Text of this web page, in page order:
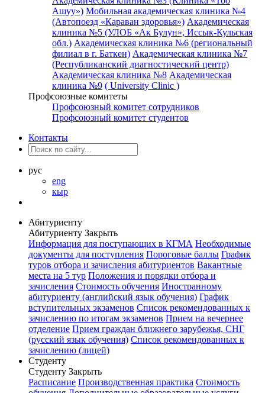
Ашуу») Мобильная академическая клиника №4
(Автопоезд «Караван здоровья») Академическая
клиника №5 (УЛОБ «Ак Булун», Иссык-Кульская
обл.) Академическая клиника №6 (региональный
филиал в г. Баткен) Академическая клиника №7
(Республиканский диагностический центр)
Академическая клиника №8 Академическая
клиника №9 ( University Clinic )
Профсоюзные комитеты
Профсоюзный комитет сотрудников
Профсоюзный комитет студентов
Контакты
рус
eng
кыр
Абитуриенту
Абитуриенту Закрыть
Информация для поступающих в КГМА Необходимые
документы для поступления Пороговые баллы График
туров отбора и зачисления абитуриентов Вакантные
места на 5 тур Положения и порядки отбора и
зачисления Стоимость обучения Иностранному
абитуриенту (английский язык обучения) График
вступительных экзаменов Список рекомендованных к
зачислению по итогам экзаменов Прием на вечернее
отделение Прием граждан ближнего зарубежья, СНГ
(русский язык обучения) Список рекомендованных к
зачислению (лицей)
Студенту
Студенту Закрыть
Расписание Производственная практика Стоимость